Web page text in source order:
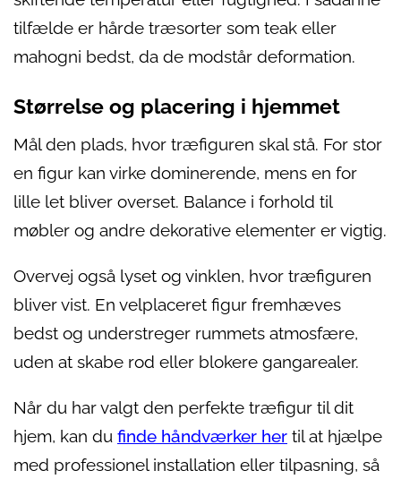
tilfælde er hårde træsorter som teak eller
mahogni bedst, da de modstår deformation.
Størrelse og placering i hjemmet
Mål den plads, hvor træfiguren skal stå. For stor
en figur kan virke dominerende, mens en for
lille let bliver overset. Balance i forhold til
møbler og andre dekorative elementer er vigtig.
Overvej også lyset og vinklen, hvor træfiguren
bliver vist. En velplaceret figur fremhæves
bedst og understreger rummets atmosfære,
uden at skabe rod eller blokere gangarealer.
Når du har valgt den perfekte træfigur til dit
hjem, kan du finde håndværker her til at hjælpe
med professionel installation eller tilpasning, så